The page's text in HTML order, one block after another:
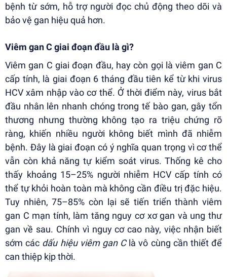
bệnh từ sớm, hỗ trợ người đọc chủ động theo dõi và
bảo vệ gan hiệu quả hơn.
Viêm gan C giai đoạn đầu là gì?
Viêm gan C giai đoạn đầu, hay còn gọi là viêm gan C
cấp tính, là giai đoạn 6 tháng đầu tiên kể từ khi virus
HCV xâm nhập vào cơ thể. Ở thời điểm này, virus bắt
đầu nhân lên nhanh chóng trong tế bào gan, gây tổn
thương nhưng thường không tạo ra triệu chứng rõ
ràng, khiến nhiều người không biết mình đã nhiễm
bệnh. Đây là giai đoạn có ý nghĩa quan trọng vì cơ thể
vẫn còn khả năng tự kiểm soát virus. Thống kê cho
thấy khoảng 15–25% người nhiễm HCV cấp tính có
thể tự khỏi hoàn toàn mà không cần điều trị đặc hiệu.
Tuy nhiên, 75–85% còn lại sẽ tiến triển thành viêm
gan C mạn tính, làm tăng nguy cơ xơ gan và ung thư
gan về sau. Chính vì nguy cơ cao này, việc nhận biết
sớm các dấu hiệu viêm gan Clà vô cùng cần thiết để
can thiệp kịp thời.